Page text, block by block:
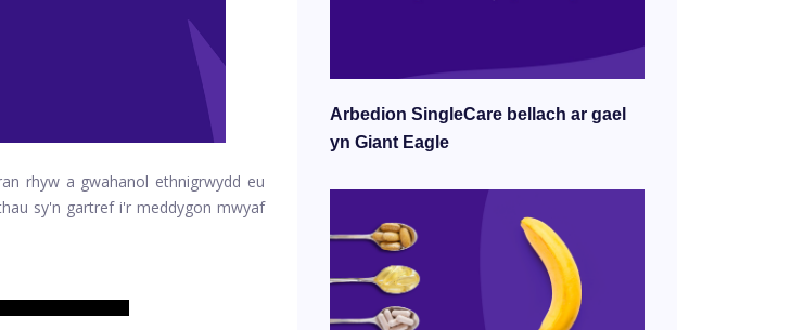
rhyw a gwahanol ethnigrwydd eu
sy'n gartref i'r meddygon mwyaf
Arbedion SingleCare bellach ar gael
yn Giant Eagle